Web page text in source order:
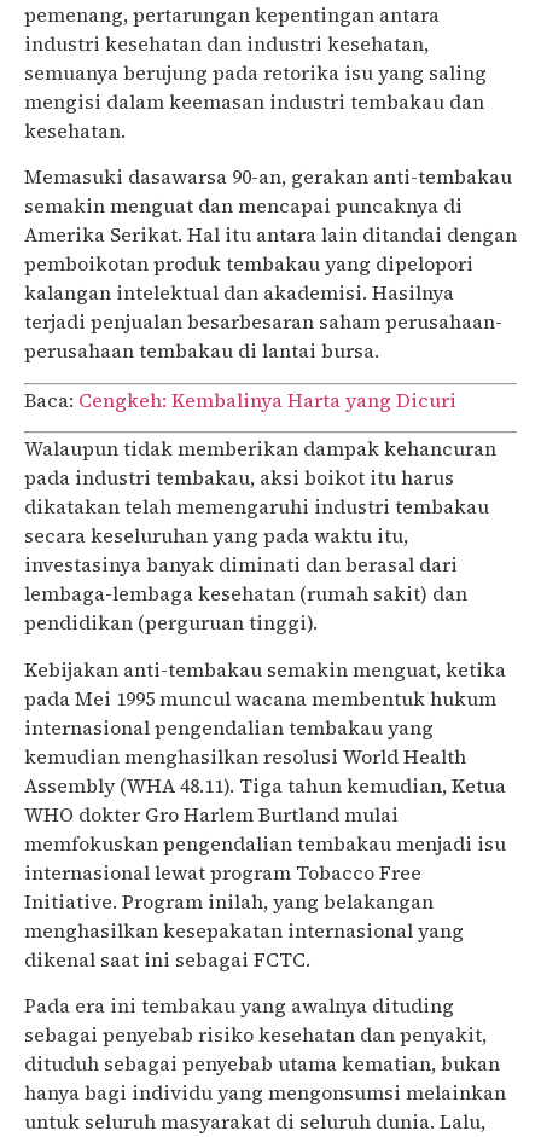
pemenang, pertarungan kepentingan antara
industri kesehatan dan industri kesehatan,
semuanya berujung pada retorika isu yang saling
mengisi dalam keemasan industri tembakau dan
kesehatan.
Memasuki dasawarsa 90-an, gerakan anti-tembakau
semakin menguat dan mencapai puncaknya di
Amerika Serikat. Hal itu antara lain ditandai dengan
pemboikotan produk tembakau yang dipelopori
kalangan intelektual dan akademisi. Hasilnya
terjadi penjualan besarbesaran saham perusahaan-
perusahaan tembakau di lantai bursa.
Baca: Cengkeh: Kembalinya Harta yang Dicuri
Walaupun tidak memberikan dampak kehancuran
pada industri tembakau, aksi boikot itu harus
dikatakan telah memengaruhi industri tembakau
secara keseluruhan yang pada waktu itu,
investasinya banyak diminati dan berasal dari
lembaga-lembaga kesehatan (rumah sakit) dan
pendidikan (perguruan tinggi).
Kebijakan anti-tembakau semakin menguat, ketika
pada Mei 1995 muncul wacana membentuk hukum
internasional pengendalian tembakau yang
kemudian menghasilkan resolusi World Health
Assembly (WHA 48.11). Tiga tahun kemudian, Ketua
WHO dokter Gro Harlem Burtland mulai
memfokuskan pengendalian tembakau menjadi isu
internasional lewat program Tobacco Free
Initiative. Program inilah, yang belakangan
menghasilkan kesepakatan internasional yang
dikenal saat ini sebagai FCTC.
Pada era ini tembakau yang awalnya dituding
sebagai penyebab risiko kesehatan dan penyakit,
dituduh sebagai penyebab utama kematian, bukan
hanya bagi individu yang mengonsumsi melainkan
untuk seluruh masyarakat di seluruh dunia. Lalu,